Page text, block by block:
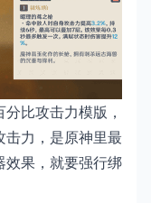
比攻击力模版，
力，是原神里最
效果，就要强行绑